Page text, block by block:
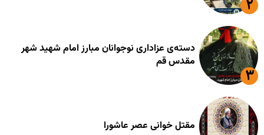
دسته‌ی عزاداری نوجوانان مبارز امام شهید شهر
مقدس قم
مقتل خوانی عصر عاشورا